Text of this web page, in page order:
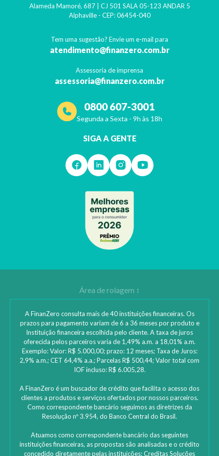
Alameda Mamoré, 687 | CJ 501 SALA 05-123 ANDAR 5
Alphaville- CEP: 06454-040
Tem uma sugestão? Envie um e-mail para
atendimento@finanzero.com.br
Assessoria de imprensa
assessoria@finanzero.com.br
0800 607-3001
Segunda a Sexta - 9h às 18h
SIGA A GENTE
A FinanZero consulta mais de 40 instituições financeiras. Os
prazos para pagamento variam de 6 a 36 meses por produto e
Instituição financeira escolhida pelo cliente. A taxa de juros
oferecida pelos parceiros varia de 1,49% a.m. a 18,01% a.m.
Exemplo: Valor: R$ 5.000,00; prazo: 12 meses; Taxa de Juros:
2,9% a.m.; CET 64,4% a.a.; Parcelas R$ 500,44; Valor total com
IOF incluso: R$ 6.005,28.
A FinanZero é um buscador de crédito que facilita o acesso dos
clientes a produtos e serviços ofertados por nossos parceiros.
Como correspondente bancário seguimos as diretrizes da
Resolução nº 3.954, do Banco Central do Brasil.
Atuamos como correspondente bancário das seguintes
instituições financeiras, as propostas são analisadas e o crédito
concedido diretamente pelas instituições: ‎Creditas Soluções